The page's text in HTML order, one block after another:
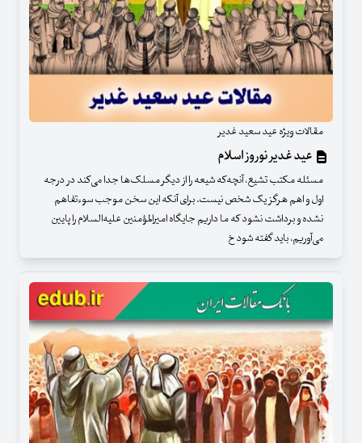
مقالات ویژه عید سعید غدیر
عید غدیر نوروز اسلام
مسئله مکتب تشیع، آنچه‌که شیعه را از دیگر مسلک‌ها جدا می‌کند در درجه
اول و اهم هرگز یک شخص نیست. برای آنکه این سخن موجب سوءتفاهم
نشده و برداشت نشود که ما داریم جایگاه امیرالمؤمنین علیه‌السلام را پایین
می‌آوریم، باید گفته شود خ